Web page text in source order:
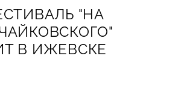
"НА
В ИЖЕВСКЕ